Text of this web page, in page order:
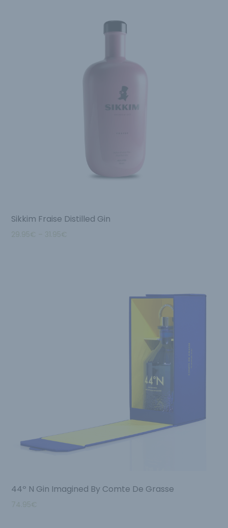
Sikkim Fraise Distilled Gin
29.95€ – 31.95€
44º N Gin Imagined By Comte De Grasse
74.95€